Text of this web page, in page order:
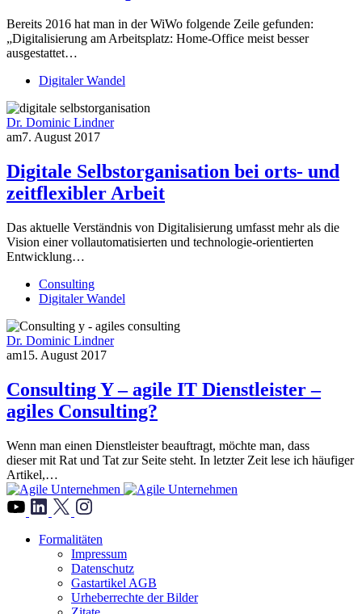
Bereits 2016 hat man in der WiWo folgende Zeile gefunden:
„Digitalisierung am Arbeitsplatz: Home-Office meist besser
ausgestattet…
Digitaler Wandel
Dr. Dominic Lindner
am7. August 2017
Digitale Selbstorganisation bei orts- und
zeitflexibler Arbeit
Das aktuelle Verständnis von Digitalisierung umfasst mehr als die
Vision einer vollautomatisierten und technologie-orientierten
Entwicklung…
Consulting
Digitaler Wandel
Dr. Dominic Lindner
am15. August 2017
Consulting Y – agile IT Dienstleister –
agiles Consulting?
Wenn man einen Dienstleister beauftragt, möchte man, dass
dieser mit Rat und Tat zur Seite steht. In letzter Zeit lese ich häufiger
Artikel,…
Formalitäten
Impressum
Datenschutz
Gastartikel AGB
Urheberrechte der Bilder